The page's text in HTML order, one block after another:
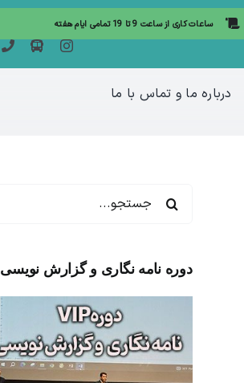
ساعات کاری از ساعت 9 تا 19 تمامی ایام هفته
درباره ما و تماس با ما
جستجو
برای:
دوره نامه نگاری و گزارش نویسی